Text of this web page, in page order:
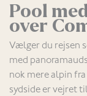
Pool
over
Vælger du rejsen
med
nok mere alpin
sydside er vejret